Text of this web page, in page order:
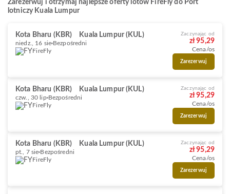
Zarezerwuj i otrzymaj najlepsze oferty lotów FireFly do Port
lotniczy Kuala Lumpur
Kota Bharu (KBR) Kuala Lumpur (KUL)
niedz., 16 sie Bezpośredni
FireFly
Zaczynając od
zł 95,29
Cena/os
Zarezerwuj
Kota Bharu (KBR) Kuala Lumpur (KUL)
czw., 30 lip Bezpośredni
FireFly
Zaczynając od
zł 95,29
Cena/os
Zarezerwuj
Kota Bharu (KBR) Kuala Lumpur (KUL)
pt., 7 sie Bezpośredni
FireFly
Zaczynając od
zł 95,29
Cena/os
Zarezerwuj